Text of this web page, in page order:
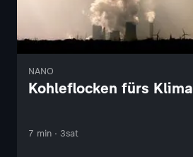
NANO
Kohleflocken fürs Klima
7 min · 3sat